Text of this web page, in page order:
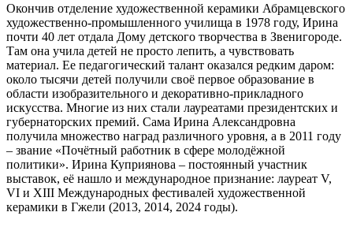
Окончив отделение художественной керамики Абрамцевского
художественно-промышленного училища в 1978 году, Ирина
почти 40 лет отдала Дому детского творчества в Звенигороде.
Там она учила детей не просто лепить, а чувствовать
материал. Ее педагогический талант оказался редким даром:
около тысячи детей получили своё первое образование в
области изобразительного и декоративно-прикладного
искусства. Многие из них стали лауреатами президентских и
губернаторских премий. Сама Ирина Александровна
получила множество наград различного уровня, а в 2011 году
– звание «Почётный работник в сфере молодёжной
политики». Ирина Куприянова – постоянный участник
выставок, её нашло и международное признание: лауреат V,
VI и XIII Международных фестивалей художественной
керамики в Гжели (2013, 2014, 2024 годы).